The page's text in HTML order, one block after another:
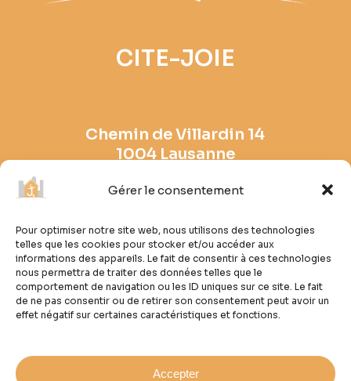
Gérer le consentement
Pour optimiser notre site web, nous utilisons des technologies
telles que les cookies pour stocker et/ou accéder aux
informations des appareils. Le fait de consentir à ces technologies
nous permettra de traiter des données telles que le
comportement de navigation ou les ID uniques sur ce site. Le fait
de ne pas consentir ou de retirer son consentement peut avoir un
effet négatif sur certaines caractéristiques et fonctions.
Accepter
CITE-JOIE
Chemin de Villardin 14
1004 Lausanne
021 641 60 76
N° fédéral
CHE-101.956.628